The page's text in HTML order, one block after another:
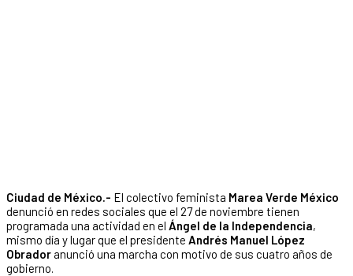
Ciudad de México.- El colectivo feminista Marea Verde México
denunció en redes sociales que el 27 de noviembre tienen
programada una actividad en el Ángel de la Independencia,
mismo día y lugar que el presidente Andrés Manuel López
Obrador anunció una marcha con motivo de sus cuatro años de
gobierno.